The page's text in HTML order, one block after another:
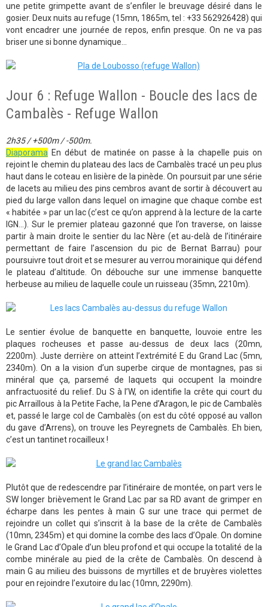
une petite grimpette avant de s’enfiler le breuvage désiré dans le
gosier. Deux nuits au refuge (15mn, 1865m, tel : +33 562926428) qui
vont encadrer une journée de repos, enfin presque. On ne va pas
briser une si bonne dynamique...
Jour 6 : Refuge Wallon - Boucle des lacs de
Cambalès - Refuge Wallon
2h35 / +500m / -500m.
Diaporama En début de matinée on passe à la chapelle puis on
rejoint le chemin du plateau des lacs de Cambalès tracé un peu plus
haut dans le coteau en lisière de la pinède. On poursuit par une série
de lacets au milieu des pins cembros avant de sortir à découvert au
pied du large vallon dans lequel on imagine que chaque combe est
« habitée » par un lac (c’est ce qu’on apprend à la lecture de la carte
IGN...). Sur le premier plateau gazonné que l’on traverse, on laisse
partir à main droite le sentier du lac Nère (et au-delà de l’itinéraire
permettant de faire l’ascension du pic de Bernat Barrau) pour
poursuivre tout droit et se mesurer au verrou morainique qui défend
le plateau d’altitude. On débouche sur une immense banquette
herbeuse au milieu de laquelle coule un ruisseau (35mn, 2210m).
Le sentier évolue de banquette en banquette, louvoie entre les
plaques rocheuses et passe au-dessus de deux lacs (20mn,
2200m). Juste derrière on atteint l’extrémité E du Grand Lac (5mn,
2340m). On a la vision d’un superbe cirque de montagnes, pas si
minéral que ça, parsemé de laquets qui occupent la moindre
anfractuosité du relief. Du S à l’W, on identifie la crête qui court du
pic Arraillous à la Petite Fache, la Pene d’Aragon, le pic de Cambalès
et, passé le large col de Cambalès (on est du côté opposé au vallon
du gave d’Arrens), on trouve les Peyregnets de Cambalès. Eh bien,
c’est un tantinet rocailleux !
Plutôt que de redescendre par l’itinéraire de montée, on part vers le
SW longer brièvement le Grand Lac par sa RD avant de grimper en
écharpe dans les pentes à main G sur une trace qui permet de
rejoindre un collet qui s’inscrit à la base de la crête de Cambalès
(10mn, 2345m) et qui domine la combe des lacs d’Opale. On domine
le Grand Lac d’Opale d’un bleu profond et qui occupe la totalité de la
combe minérale au pied de la crête de Cambalès. On descend à
main G au milieu des buissons de myrtilles et de bruyères violettes
pour en rejoindre l’exutoire du lac (10mn, 2290m).